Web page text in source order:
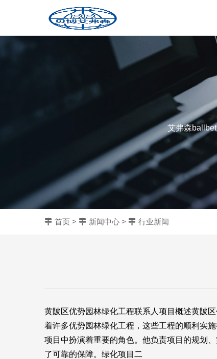
艾弗森
首页 > 新闻中心 > 行业新闻
黄陂区优势园林绿化工程联系人项目概述黄陂
着许多优势园林绿化工程，这些工程的顺利实
项目中扮演着重要的角色。他负责项目的规划
了可靠的保障。绿化项目二